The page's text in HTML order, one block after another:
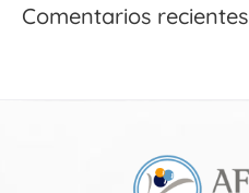
Comentarios recientes